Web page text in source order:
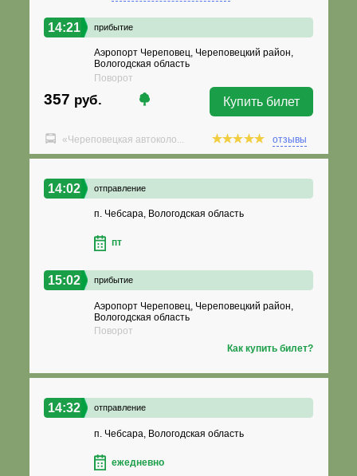
14:21 прибытие
Аэропорт Череповец, Череповецкий район,
Вологодская область
Поворот
357 руб. Купить билет
«Череповецкая автоколо... отзывы
14:02 отправление
п. Чебсара, Вологодская область
пт
15:02 прибытие
Аэропорт Череповец, Череповецкий район,
Вологодская область
Поворот
Как купить билет?
14:32 отправление
п. Чебсара, Вологодская область
ежедневно